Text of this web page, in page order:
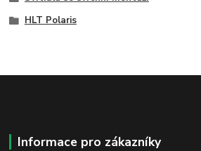
HLT Polaris
Informace pro zákazníky